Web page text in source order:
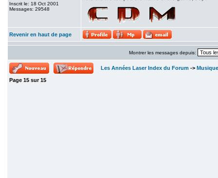
Inscrit le: 18 Oct 2001
Messages: 29548
Revenir en haut de page
Montrer les messages depuis:
Les Années Laser Index du Forum -> Musique
Page 15 sur15